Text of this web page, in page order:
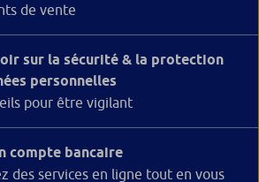
de vente
sur la sécurité & la protection
personnelles
pour être vigilant
compte bancaire
des services en ligne tout en vous